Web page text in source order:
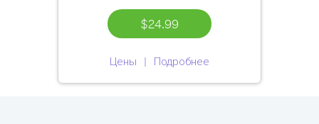
$24.99
Цены Подробнее